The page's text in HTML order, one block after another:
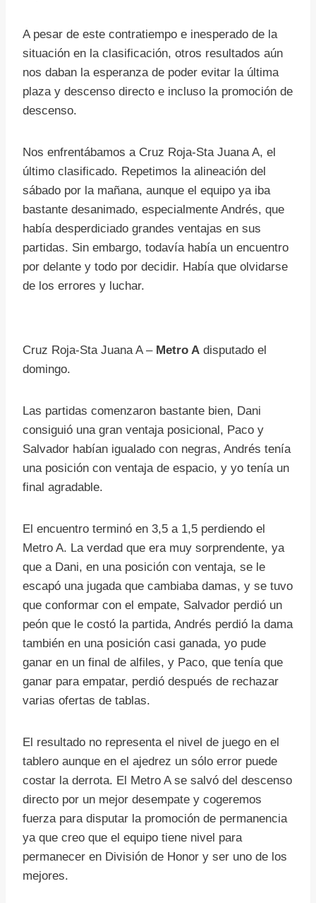
A pesar de este contratiempo e inesperado de la
situación en la clasificación, otros resultados aún
nos daban la esperanza de poder evitar la última
plaza y descenso directo e incluso la promoción de
descenso.
Nos enfrentábamos a Cruz Roja-Sta Juana A, el
último clasificado. Repetimos la alineación del
sábado por la mañana, aunque el equipo ya iba
bastante desanimado, especialmente Andrés, que
había desperdiciado grandes ventajas en sus
partidas. Sin embargo, todavía había un encuentro
por delante y todo por decidir. Había que olvidarse
de los errores y luchar.
Cruz Roja-Sta Juana A – Metro A disputado el
domingo.
Las partidas comenzaron bastante bien, Dani
consiguió una gran ventaja posicional, Paco y
Salvador habían igualado con negras, Andrés tenía
una posición con ventaja de espacio, y yo tenía un
final agradable.
El encuentro terminó en 3,5 a 1,5 perdiendo el
Metro A. La verdad que era muy sorprendente, ya
que a Dani, en una posición con ventaja, se le
escapó una jugada que cambiaba damas, y se tuvo
que conformar con el empate, Salvador perdió un
peón que le costó la partida, Andrés perdió la dama
también en una posición casi ganada, yo pude
ganar en un final de alfiles, y Paco, que tenía que
ganar para empatar, perdió después de rechazar
varias ofertas de tablas.
El resultado no representa el nivel de juego en el
tablero aunque en el ajedrez un sólo error puede
costar la derrota. El Metro A se salvó del descenso
directo por un mejor desempate y cogeremos
fuerza para disputar la promoción de permanencia
ya que creo que el equipo tiene nivel para
permanecer en División de Honor y ser uno de los
mejores.